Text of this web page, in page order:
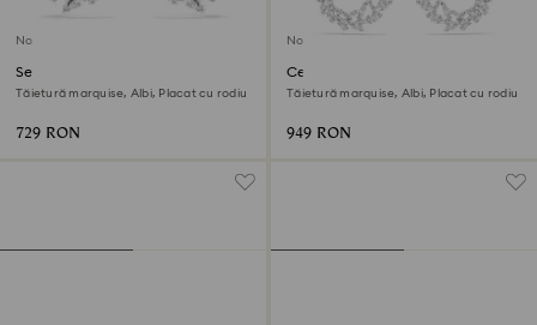
Nou
Set cercei ear cuff Mesmera
Tăietură marquise, Albi, Placat cu rodiu
729 RON
Nou
Cercei rotunzi Mesmera
Tăietură marquise, Albi, Placat cu rodiu
949 RON